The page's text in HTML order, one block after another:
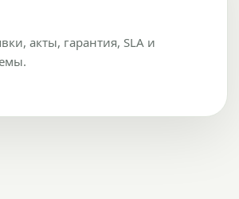
акты, гарантия, SLA и